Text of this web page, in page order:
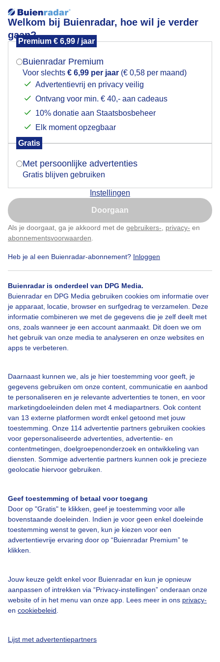
Welkom bij Buienradar, hoe wil je verder
gaan?
Premium € 6,99 / jaar
Buienradar Premium
Voor slechts € 6,99 per jaar (€ 0,58 per maand)
Advertentievrij en privacy veilig
Ontvang voor min. € 40,- aan cadeaus
10% donatie aan Staatsbosbeheer
Elk moment opzegbaar
Gratis
Met persoonlijke advertenties
Gratis blijven gebruiken
Instellingen
Doorgaan
Als je doorgaat, ga je akkoord met de gebruikers- privacy- en
abonnementsvoorwaarden
Heb je al een Buienradar-abonnement? Inloggen
Buienradar is onderdeel van DPG Media.
Buienradar en DPG Media gebruiken cookies om informatie over
je apparaat, locatie, browser en surfgedrag te verzamelen. Deze
informatie combineren we met de gegevens die je zelf deelt met
ons, zoals wanneer je een account aanmaakt. Dit doen we om
het gebruik van onze media te analyseren en onze websites en
apps te verbeteren.
Daarnaast kunnen we, als je hier toestemming voor geeft, je
gegevens gebruiken om onze content, communicatie en aanbod
te personaliseren en je relevante advertenties te tonen, en voor
marketingdoeleinden delen met 4 mediapartners. Ook content
van 13 externe platformen wordt enkel getoond met jouw
toestemming. Onze 114 advertentie partners gebruiken cookies
voor gepersonaliseerde advertenties, advertentie- en
contentmetingen, doelgroepenonderzoek en ontwikkeling van
diensten. Sommige advertentie partners kunnen ook je precieze
geolocatie hiervoor gebruiken.
Geef toestemming of betaal voor toegang
Door op "Gratis" te klikken, geef je toestemming voor alle
bovenstaande doeleinden. Indien je voor geen enkel doeleinde
toestemming wenst te geven, kun je kiezen voor een
advertentievrije ervaring door op “Buienradar Premium” te
klikken.
Jouw keuze geldt enkel voor Buienradar en kun je opnieuw
aanpassen of intrekken via “Privacy-instellingen” onderaan onze
website of in het menu van onze app. Lees meer in ons privacy-
en cookiebeleid
Lijst met advertentiepartners
Weerfoto!
Door: Nely V Frankenhuijzen Gemaakt: 13-09-2025, 45x bekeken
Zon Regen Wolken
Bekijk slideshow
Over Buienradar
Bedrijfsgegevens
Contact
Toegankelijkheid
Gebruikersvoorwaarden
Adverteren
Privacy beleid
Cookie beleid
Mogen we je locatie gebruiken voor het
Indien je hier nog geen akkoord op hebt gegeven,
verschijnt er zo een pop-up uit je browser waarin
Is goed, toon de popup
Nu niet, misschien later
Klik hierom dit aan te passen